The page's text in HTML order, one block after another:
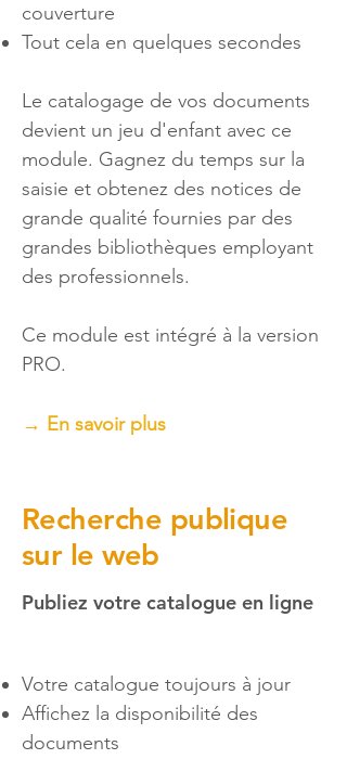
couverture
Tout cela en quelques secondes
Le catalogage de vos documents
devient un jeu d'enfant avec ce
module. Gagnez du temps sur la
saisie et obtenez des notices de
grande qualité fournies par des
grandes bibliothèques employant
des professionnels.
Ce module est intégré à la version
PRO.
→ En savoir plus
Recherche publique
sur le web
Publiez votre catalogue en ligne
Votre catalogue toujours à jour
Affichez la disponibilité des
documents